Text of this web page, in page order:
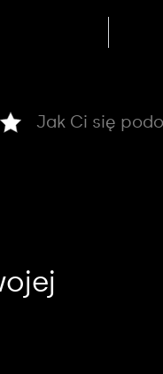
Jak Ci się